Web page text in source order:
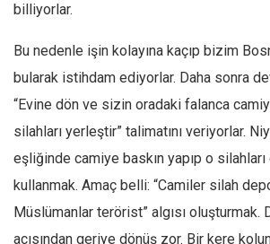
Avustralya
Tarih
Düşünce
Dosyalar
billiyorlar.
Bu nedenle işin kolayına kaçıp bizim
bularak istihdam ediyorlar. Daha sonra
“Evine dön ve sizin oradaki falanca
silahları yerleştir” talimatını veriyorlar.
eşliğinde camiye baskın yapıp o
kullanmak. Amaç belli: “Camiler silah
Müslümanlar terörist” algısı oluşturmak.
açısından geriye dönüş zor. Bir kere